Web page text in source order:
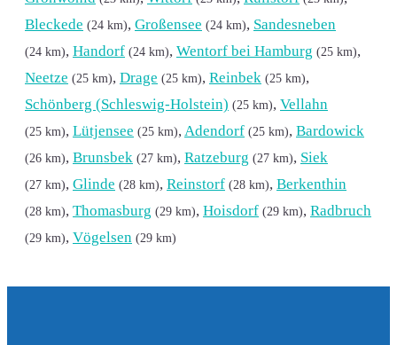
Bleckede (24 km), Großensee (24 km), Sandesneben
(24 km), Handorf (24 km), Wentorf bei Hamburg (25 km),
Neetze (25 km), Drage (25 km), Reinbek (25 km),
Schönberg (Schleswig-Holstein) (25 km), Vellahn
(25 km), Lütjensee (25 km), Adendorf (25 km), Bardowick
(26 km), Brunsbek (27 km), Ratzeburg (27 km), Siek
(27 km), Glinde (28 km), Reinstorf (28 km), Berkenthin
(28 km), Thomasburg (29 km), Hoisdorf (29 km), Radbruch
(29 km), Vögelsen (29 km)